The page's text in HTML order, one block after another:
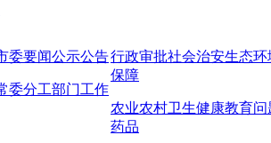
委要闻公示公告
委分工部门工作
行政审批社会治安生态环
保障
农业农村卫生健康教育问
药品